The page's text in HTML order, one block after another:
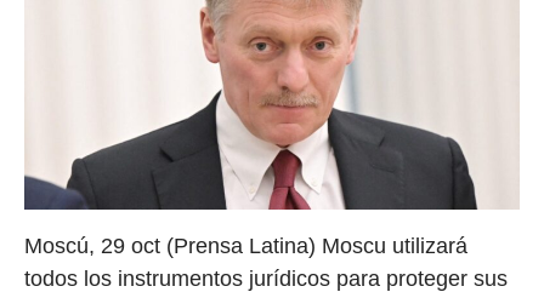
Moscú, 29 oct (Prensa Latina) Moscu utilizará
todos los instrumentos jurídicos para proteger sus